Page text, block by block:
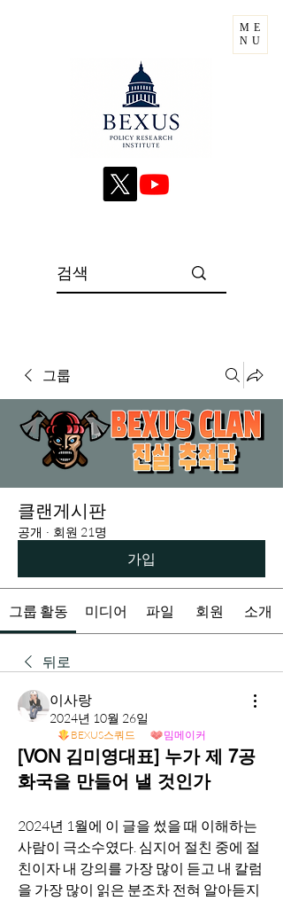
ME
NU
그룹
클랜게시판
공개 · 회원 21명
가입
그룹 활동 미디어 파일 회원 소개
뒤로
이사랑
2024년 10월 26일
BEXUS스쿼드 밈메이커
[VON 김미영대표] 누가 제 7공
화국을 만들어 낼 것인가
2024년 1월에 이 글을 썼을 때 이해하는
사람이 극소수였다. 심지어 절친 중에 절
친이자 내 강의를 가장 많이 듣고 내 칼럼
을 가장 많이 읽은 분조차 전혀 알아듣지